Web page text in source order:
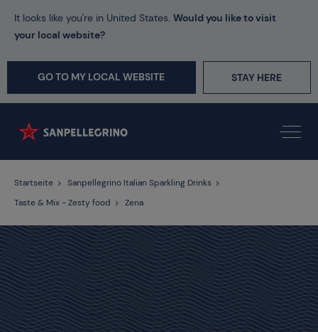
It looks like you're in United States. Would you like to visit
your local website?
GO TO MY LOCAL WEBSITE STAY HERE
Startseite
Sanpellegrino Italian Sparkling Drinks
Taste & Mix - Zesty food
Zena